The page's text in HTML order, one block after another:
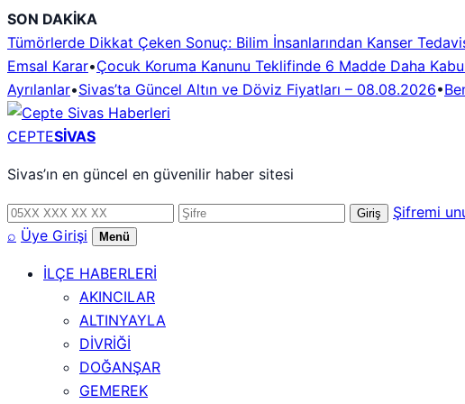
İçeriğe
geç
SON DAKİKA
Tümörlerde Dikkat Çeken Sonuç: Bilim İnsanlarından Kanser
Emsal Karar•Çocuk Koruma Kanunu Teklifinde 6 Madde Daha
Ayrılanlar•Sivas’ta Güncel Altın ve Döviz Fiyatları – 08.08.2026•
CEPTESİVAS
Sivas’ın en güncel en güvenilir haber sitesi
Telefon
numarası
Şifre Giriş
Şifremi
⌕ Üye Girişi Menü
İLÇE HABERLERİ
AKINCILAR
ALTINYAYLA
DİVRİĞİ
DOĞANŞAR
GEMEREK